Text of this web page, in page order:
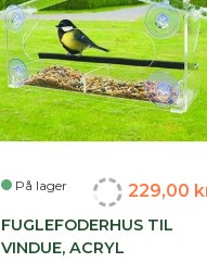
På lager 229,00
FUGLEFODERHUS TIL
VINDUE, ACRYL